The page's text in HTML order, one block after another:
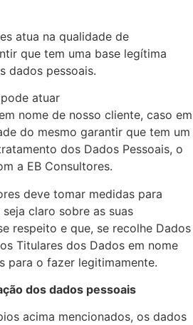
atua na qualidade de
que tem uma base legítima
dados pessoais.
atuar
nome de nosso cliente, caso em
do mesmo garantir que tem um
dos Dados Pessoais, o
a EB Consultores.
deve tomar medidas para
claro sobre as suas
respeito e que, se recolhe Dados
Titulares dos Dados em nome
para o fazer legitimamente.
dos dados pessoais
acima mencionados, os dados